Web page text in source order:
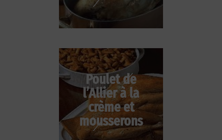
Poulet de
l’Allier à la
crème et
mousserons